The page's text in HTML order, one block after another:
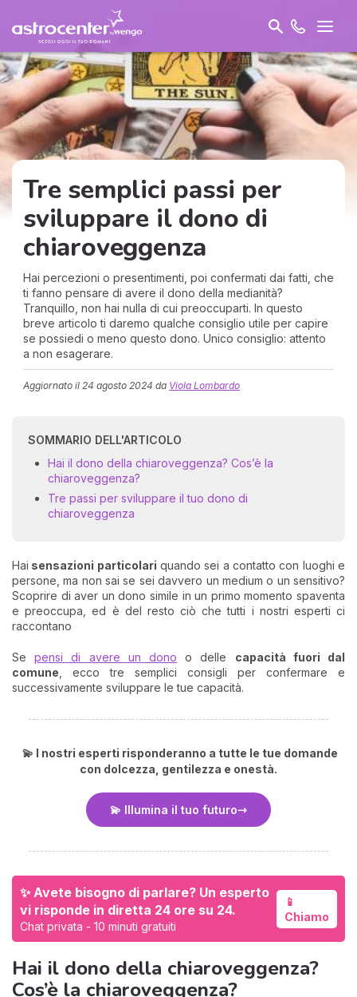
Tre semplici passi per
sviluppare il dono di
chiaroveggenza
Hai percezioni o presentimenti, poi confermati dai fatti, che
ti fanno pensare di avere il dono della medianità?
Tranquillo, non hai nulla di cui preoccuparti. In questo
breve articolo ti daremo qualche consiglio utile per capire
se possiedi o meno questo dono. Unico consiglio: attento
a non esagerare.
Aggiornato il 24 agosto 2024 da Viola Lombardo
SOMMARIO DELL'ARTICOLO
Hai il dono della chiaroveggenza? Cos’è la
chiaroveggenza?
Tre passi per sviluppare il tuo dono di
chiaroveggenza
Hai sensazioni particolari quando sei a contatto con luoghi e
persone, ma non sai se sei davvero un medium o un sensitivo?
Scoprire di aver un dono simile in un primo momento spaventa
e preoccupa, ed è del resto ciò che tutti i nostri esperti ci
raccontano
Sepensi di avere un dono o delle capacità fuori dal
comune , ecco tre semplici consigli per confermare e
successivamente sviluppare le tue capacità.
💫 I nostri esperti risponderanno a tutte le tue domande
con dolcezza, gentilezza e onestà.
💫 Illumina il tuo futuro
✨ Avete bisogno di parlare? Un esperto
vi risponde in diretta 24 ore su 24.
Chat privata - 10 minuti gratuiti
📱
Chiamo
Hai il dono della chiaroveggenza?
Cos’è la chiaroveggenza?